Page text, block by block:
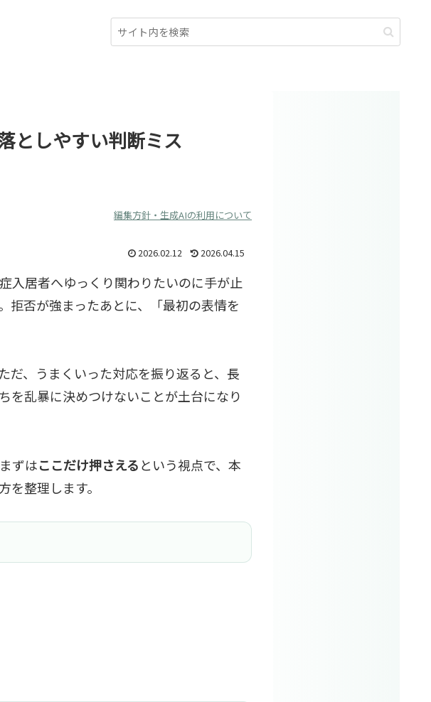
としやすい判断ミス
編集方針・生成AIの利用について
2026.02.12 2026.04.15
入居者へゆっくり関わりたいのに手が止
拒否が強まったあとに、「最初の表情を
だ、うまくいった対応を振り返ると、長
を乱暴に決めつけないことが土台になり
ずはここだけ押さえるという視点で、本
整理します。